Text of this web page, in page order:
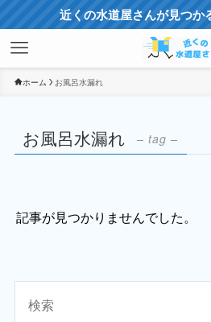
近くの水道屋さんが見つか
ホーム お風呂水漏れ
お風呂水漏れ – tag –
記事が見つかりませんでした。